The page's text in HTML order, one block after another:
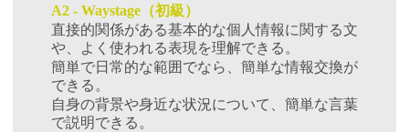
A2 - Waystage （初級）
直接的関係がある基本的な個人情報に関する文
や、よく使われる表現を理解できる。
簡単で日常的な範囲でなら、簡単な情報交換が
できる。
自身の背景や身近な状況について、簡単な言葉
で説明できる。